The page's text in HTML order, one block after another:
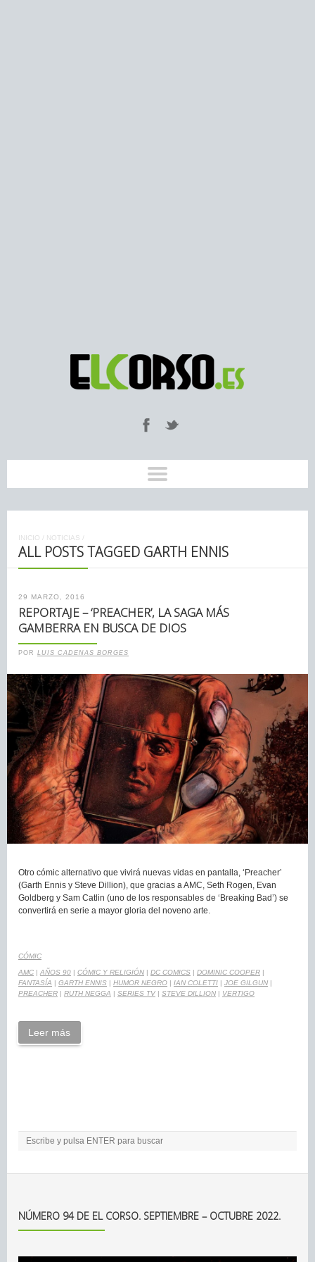
INICIO / NOTICIAS /
ALL POSTS TAGGED GARTH ENNIS
29 MARZO, 2016
REPORTAJE – ‘PREACHER’, LA SAGA MÁS
GAMBERRA EN BUSCA DE DIOS
POR LUIS CADENAS BORGES
Otro cómic alternativo que vivirá nuevas vidas en pantalla, ‘Preacher’
(Garth Ennis y Steve Dillion), que gracias a AMC, Seth Rogen, Evan
Goldberg y Sam Catlin (uno de los responsables de ‘Breaking Bad’) se
convertirá en serie a mayor gloria del noveno arte.
CÓMIC
AMC | AÑOS 90 | CÓMIC Y RELIGIÓN | DC COMICS | DOMINIC COOPER |
FANTASÍA | GARTH ENNIS | HUMOR NEGRO | IAN COLETTI | JOE GILGUN |
PREACHER | RUTH NEGGA | SERIES TV | STEVE DILLION | VERTIGO
Leer más
NÚMERO 94 DE EL CORSO. SEPTIEMBRE – OCTUBRE 2022.